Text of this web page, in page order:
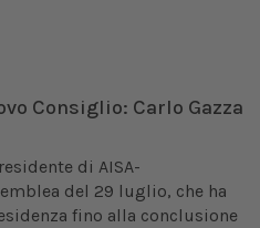
Consiglio: Carlo Gazza
di AISA-
del 29 luglio, che ha
fino alla conclusione